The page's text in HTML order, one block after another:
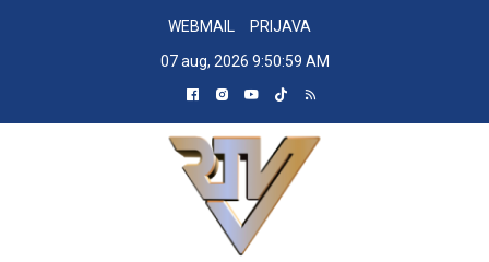
WEBMAIL
PRIJAVA
07 aug, 2026 9:51:00 AM